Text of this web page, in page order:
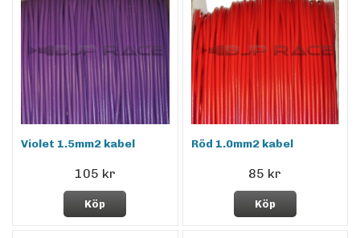
Violet 1.5mm2 kabel
105 kr
Köp
Röd 1.0mm2 kabel
85 kr
Köp